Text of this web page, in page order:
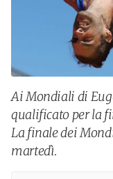
Ai Mondiali di
qualificato per la
La finale dei
martedì.